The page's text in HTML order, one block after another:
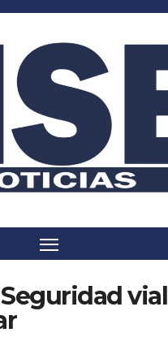
Seguridad vial